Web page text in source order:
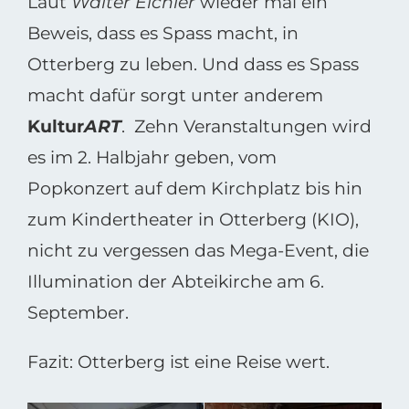
Beweis, dass es Spass macht, in
Otterberg zu leben. Und dass es Spass
macht dafür sorgt unter anderem
KulturART. Zehn Veranstaltungen wird
es im 2. Halbjahr geben, vom
Popkonzert auf dem Kirchplatz bis hin
zum Kindertheater in Otterberg (KIO),
nicht zu vergessen das Mega-Event, die
Illumination der Abteikirche am 6.
September.
Fazit: Otterberg ist eine Reise wert.